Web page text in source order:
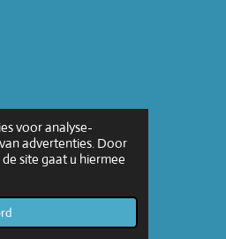
voor analyse-
advertenties. Door
site gaat u hiermee